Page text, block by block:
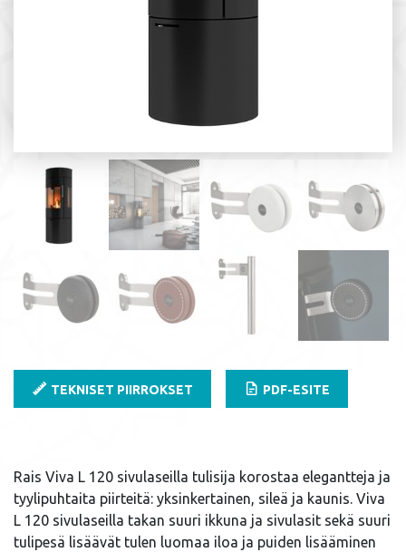
TEKNISET PIIRROKSET PDF-ESITE
Rais Viva L 120 sivulaseilla tulisija korostaa elegantteja ja
tyylipuhtaita piirteitä: yksinkertainen, sileä ja kaunis. Viva
L 120 sivulaseilla takan suuri ikkuna ja sivulasit sekä suuri
tulipesä lisäävät tulen luomaa iloa ja puiden lisääminen